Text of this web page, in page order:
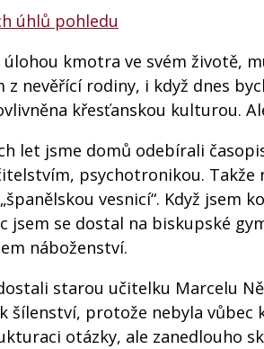
úhlů pohledu
kmotra ve svém životě,
z nevěřící rodiny, i když dnes
křesťanskou kulturou.
let jsme domů odebírali
psychotronikou. Takže
vesnicí“. Když jsem
jsem se dostal na biskupské
náboženství.
starou učitelku Marcelu
šílenství, protože nebyla vůbec
otázky, ale zanedlouho